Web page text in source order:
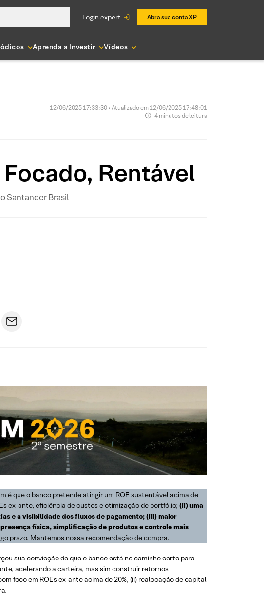
login expert Abra sua conta XP
Aprenda a Investir Vídeos
12/06/2025 17:33:30 • Atualizado em 12/06/2025 17:48:01
4 minutos de leitura
Rentável
Santander Brasil
é que o banco pretende atingir um ROE sustentável acima de
ex-ante, eficiência de custos e otimização de portfólio; (ii) uma
e a visibilidade dos fluxos de pagamento; (iii) maior
física, simplificação de produtos e controle mais
prazo. Mantemos nossa recomendação de compra.
sua convicção de que o banco está no caminho certo para
acelerando a carteira, mas sim construir retornos
foco em ROEs ex-ante acima de 20%, (ii) realocação de capital